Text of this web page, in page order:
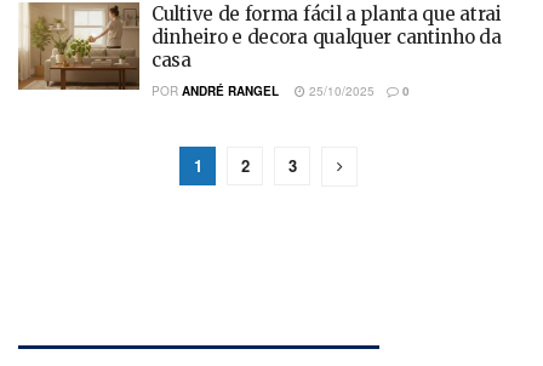
Cultive de forma fácil a planta que atrai
dinheiro e decora qualquer cantinho da
casa
POR ANDRÉ RANGEL 25/10/2025 0
1 2 3